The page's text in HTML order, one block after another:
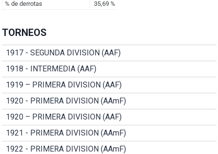
TORNEOS
1917 - SEGUNDA DIVISION (AAF)
1918 - INTERMEDIA (AAF)
1919 – PRIMERA DIVISION (AAF)
1920 - PRIMERA DIVISION (AAmF)
1920 – PRIMERA DIVISION (AAF)
1921 - PRIMERA DIVISION (AAmF)
1922 - PRIMERA DIVISION (AAmF)